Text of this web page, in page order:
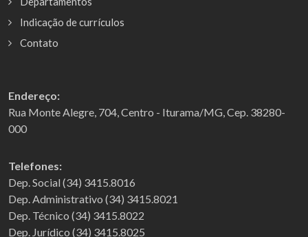
Indicação de currículos
Contato
Endereço:
Rua Monte Alegre, 704, Centro - Iturama/MG, Cep. 38280-
000
Telefones:
Dep. Social (34) 3415.8016
Dep. Administrativo (34) 3415.8021
Dep. Técnico (34) 3415.8022
Dep. Jurídico (34) 3415.8025